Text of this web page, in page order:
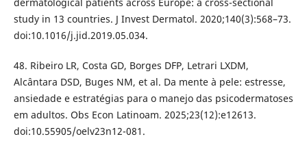
dermatological patients across Europe: a cross-sectional
study in 13 countries. J Invest Dermatol. 2020;140(3):568–73.
doi:10.1016/j.jid.2019.05.034.
48. Ribeiro LR, Costa GD, Borges DFP, Letrari LXDM,
Alcântara DSD, Buges NM, et al. Da mente à pele: estresse,
ansiedade e estratégias para o manejo das psicodermatoses
em adultos. Obs Econ Latinoam. 2025;23(12):e12613.
doi:10.55905/oelv23n12-081.